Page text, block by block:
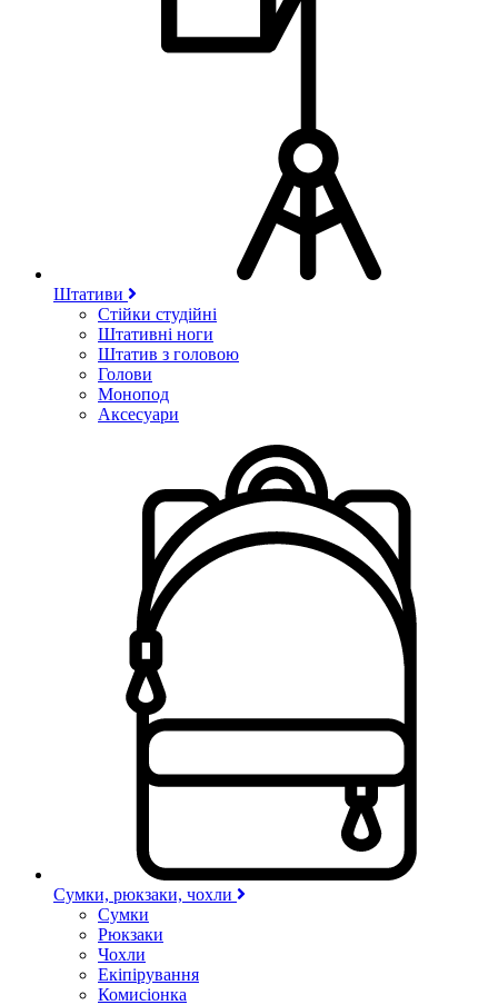
Штативи
Стійки студійні
Штативні ноги
Штатив з головою
Голови
Монопод
Аксесуари
Сумки, рюкзаки, чохли
Сумки
Рюкзаки
Чохли
Екіпірування
Комисіонка